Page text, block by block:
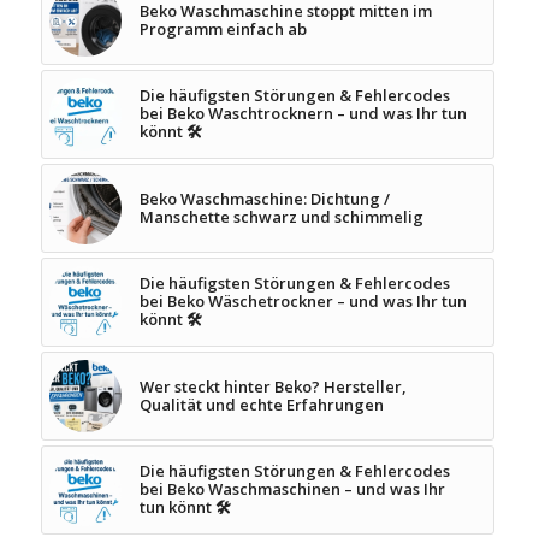
Beko Waschmaschine stoppt mitten im
Programm einfach ab
Die häufigsten Störungen & Fehlercodes
bei Beko Waschtrocknern – und was Ihr tun
könnt 🛠️
Beko Waschmaschine: Dichtung /
Manschette schwarz und schimmelig
Die häufigsten Störungen & Fehlercodes
bei Beko Wäschetrockner – und was Ihr tun
könnt 🛠️
Wer steckt hinter Beko? Hersteller,
Qualität und echte Erfahrungen
Die häufigsten Störungen & Fehlercodes
bei Beko Waschmaschinen – und was Ihr
tun könnt 🛠️